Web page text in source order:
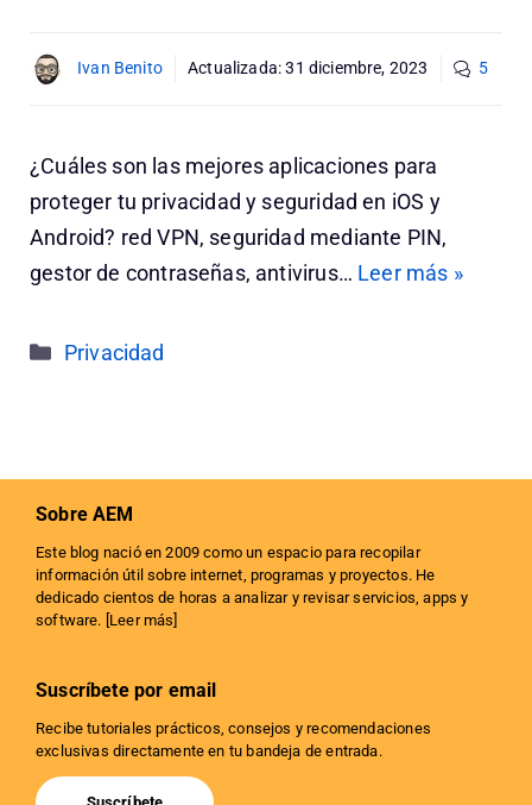
Ivan Benito Actualizada:31 diciembre, 2023 5
¿Cuáles son las mejores aplicaciones para
proteger tu privacidad y seguridad en iOS y
Android? red VPN, seguridad mediante PIN,
gestor de contraseñas, antivirus… Leer más »
Categorías
Privacidad
Sobre AEM
Este blog nació en 2009 como un espacio para recopilar
información útil sobre internet, programas y proyectos. He
dedicado cientos de horas a analizar y revisar servicios, apps y
software. [Leer más]
Suscríbete por email
Recibe tutoriales prácticos, consejos y recomendaciones
exclusivas directamente en tu bandeja de entrada.